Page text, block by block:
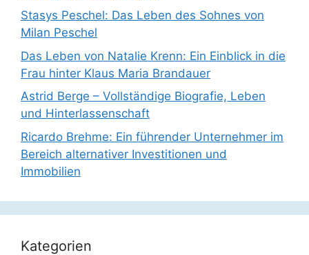
Stasys Peschel: Das Leben des Sohnes von
Milan Peschel
Das Leben von Natalie Krenn: Ein Einblick in die
Frau hinter Klaus Maria Brandauer
Astrid Berge – Vollständige Biografie, Leben
und Hinterlassenschaft
Ricardo Brehme: Ein führender Unternehmer im
Bereich alternativer Investitionen und
Immobilien
Kategorien